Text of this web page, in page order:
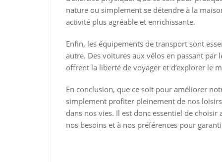
nature ou simplement se détendre à la
activité plus agréable et enrichissante.
Enfin, les équipements de transport sont
autre. Des voitures aux vélos en passant
offrent la liberté de voyager et d’explorer le
En conclusion, que ce soit pour améliorer
simplement profiter pleinement de nos
dans nos vies. Il est donc essentiel de
nos besoins et à nos préférences pour